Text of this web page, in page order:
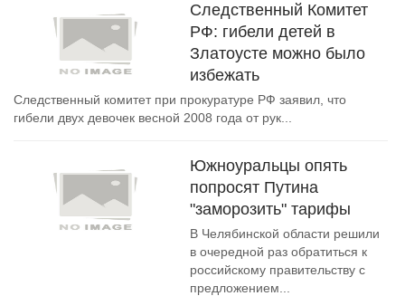
Следственный Комитет
РФ: гибели детей в
Златоусте можно было
избежать
Следственный комитет при прокуратуре РФ заявил, что
гибели двух девочек весной 2008 года от рук...
Южноуральцы опять
попросят Путина
"заморозить" тарифы
В Челябинской области решили
в очередной раз обратиться к
российскому правительству с
предложением...